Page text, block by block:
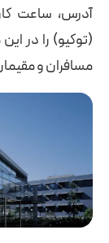
آدرس، ساعت
(توکیو) را در
مسافران و